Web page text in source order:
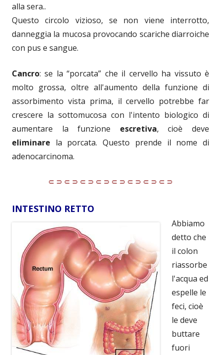
alla sera..
Questo circolo vizioso, se non viene interrotto,
danneggia la mucosa provocando scariche diarroiche
con pus e sangue.
Cancro: se la “porcata” che il cervello ha vissuto è
molto grossa, oltre all'aumento della funzione di
assorbimento vista prima, il cervello potrebbe far
crescere la sottomucosa con l'intento biologico di
aumentare la funzione escretiva, cioè deve
eliminare la porcata. Questo prende il nome di
adenocarcinoma.
⸦⸧⸦⸧⸦⸧⸦⸧⸦⸧⸦⸧⸦⸧⸦⸧
INTESTINO RETTO
Abbiamo
detto che
il colon
riassorbe
l'acqua ed
espelle le
feci, cioè
le deve
buttare
fuori